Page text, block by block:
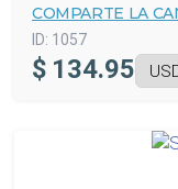
COMPARTE LA
ID: 1057
$ 134.95